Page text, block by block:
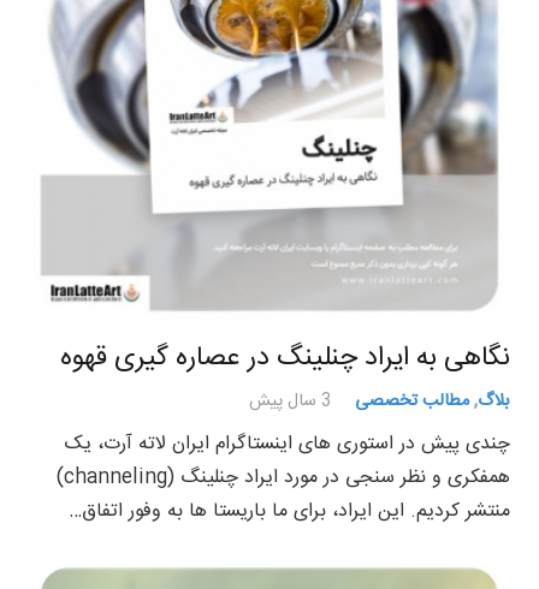
نگاهی به ایراد چنلینگ در عصاره گیری قهوه
بلاگ,مطالب تخصصی 3 سال پیش
چندی پیش در استوری های اینستاگرام ایران لاته آرت، یک
همفکری و نظر سنجی در مورد ایراد چنلینگ (channeling)
منتشر کردیم. این ایراد، برای ما باریستا ها به وفور اتفاق…